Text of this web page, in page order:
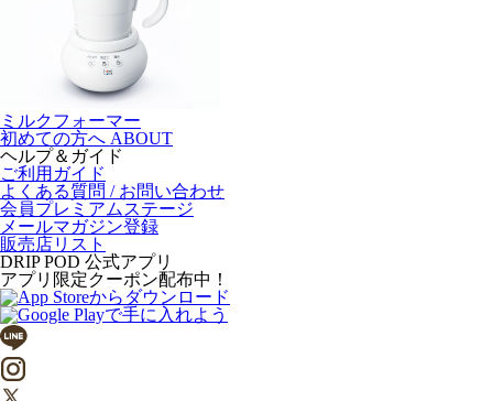
ミルクフォーマー
初めての方へ ABOUT
ヘルプ＆ガイド
ご利用ガイド
よくある質問 / お問い合わせ
会員プレミアムステージ
メールマガジン登録
販売店リスト
DRIP POD 公式アプリ
アプリ限定クーポン配布中！